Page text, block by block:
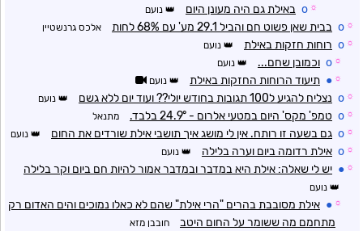
☼
o באילת גם היה מעונן היום נועם
☼
o בבית שאן פשוט חם והביל 29.1 מע' עם 68% לחות אלכס גרנשטיין
☼
o רוחות חזקות באילת נועם
☼
o וכמובן שחם... נועם
☼
● תיעוד הרוחות החזקות באילת נועם
☼
o נצליח להגיע ל100 תגובות בחודש יולי?? ועוד יום ללא גשם נועם
☼
o טמפ' מקס' היום במטעי אלרום - 24.9° בלבד. מתנאל
☼
o גם בשעה זו רותח. אין לי מושג איך תושבי אילת שורדים את החום נועם
☼
o אילת רדומה ביום וערה בלילה נועם
☼
● יש לי שאלה: אילת היא במדבר ובמדבר אמור להיות חם ביום וקר בלילה
נועם
☼
● אילת מסובבת בהרים "הרי אילת" שהם לא כאלו נמוכים והים האדום רק
מתחמם מה ששומר על החום היטב
חובבן מזא